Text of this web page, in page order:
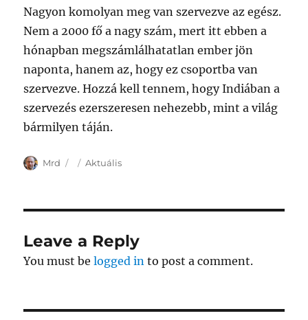
Nagyon komolyan meg van szervezve az egész.
Nem a 2000 fő a nagy szám, mert itt ebben a
hónapban megszámlálhatatlan ember jön
naponta, hanem az, hogy ez csoportba van
szervezve. Hozzá kell tennem, hogy Indiában a
szervezés ezerszeresen nehezebb, mint a világ
bármilyen táján.
Author
Mrd
Posted
Categories
Aktuális
Leave a Reply
You must belogged in to post a comment.